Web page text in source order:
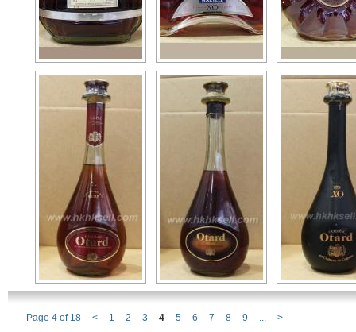
Page 4 of 18 < 1 2 3 4 5 6 7 8 9 >